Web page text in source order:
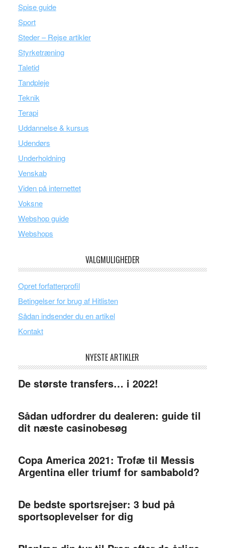
Spise guide
Sport
Steder – Rejse artikler
Styrketræning
Taletid
Tandpleje
Teknik
Terapi
Uddannelse & kursus
Udendørs
Underholdning
Venskab
Viden på internettet
Voksne
Webshop guide
Webshops
VALGMULIGHEDER
Opret forfatterprofil
Betingelser for brug af Hitlisten
Sådan indsender du en artikel
Kontakt
NYESTE ARTIKLER
De største transfers… i 2022!
Sådan udfordrer du dealeren: guide til
dit næste casinobesøg
Copa America 2021: Trofæ til Messis
Argentina eller triumf for sambabold?
De bedste sportsrejser: 3 bud på
sportsoplevelser for dig